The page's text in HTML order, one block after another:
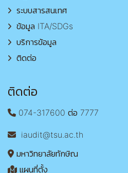
ระบบสารสนเทศ
ข้อมูล ITA/SDGs
บริการข้อมูล
ติดต่อ
ติดต่อ
074-317600 ต่อ 7777
iaudit@tsu.ac.th
มหาวิทยาลัยทักษิณ
แผนที่ตั้ง